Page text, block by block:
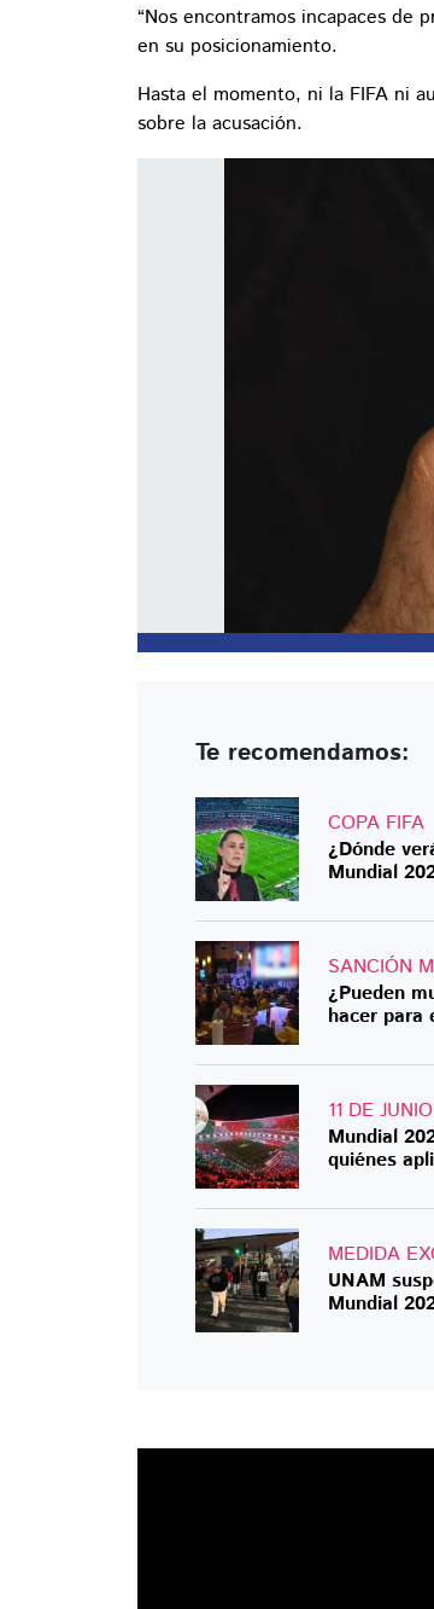
“Nos encontramos incapaces de
en su posicionamiento.
Hasta el momento, ni la FIFA ni
sobre la acusación.
Te recomendamos:
COPA FIFA
¿Dónde
Mundial
SANCIÓN
¿Pueden
hacer para
11 DE JUNIO
Mundial
quiénes
MEDIDA
UNAM
Mundial